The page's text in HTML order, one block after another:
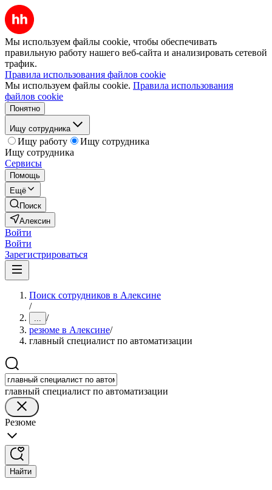
Мы используем файлы cookie, чтобы обеспечивать
правильную работу нашего веб-сайта и анализировать сетевой
трафик.
Правила использования файлов cookie
Мы используем файлы cookie. Правила использования
файлов cookie
Понятно
Ищу сотрудника
Ищу работу
Ищу сотрудника
Ищу сотрудника
Сервисы
Помощь
Ещё
Поиск
Алексин
Войти
Войти
Зарегистрироваться
Поиск сотрудников в Алексине
/
... /
резюме в Алексине/
главный специалист по автоматизации
главный специалист по автоматизации
Резюме
Найти